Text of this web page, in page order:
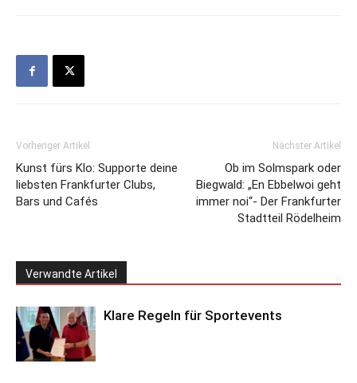
Vorheriger Artikel
Kunst fürs Klo: Supporte deine
liebsten Frankfurter Clubs,
Bars und Cafés
Nächster Artikel
Ob im Solmspark oder
Biegwald: „En Ebbelwoi geht
immer noi“- Der Frankfurter
Stadtteil Rödelheim
Verwandte Artikel
Klare Regeln für Sportevents